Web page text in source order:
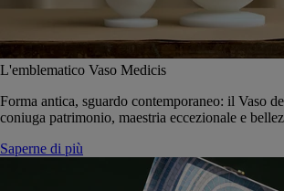
L'emblematico Vaso Medicis
Forma antica, sguardo contemporaneo: il Vaso
coniuga patrimonio, maestria eccezionale e
Saperne di più